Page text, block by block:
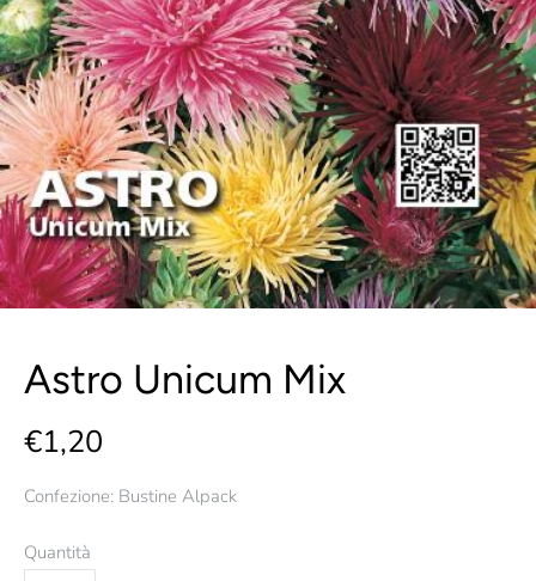
Astro Unicum Mix
€1,20
Confezione: Bustine Alpack
Quantità